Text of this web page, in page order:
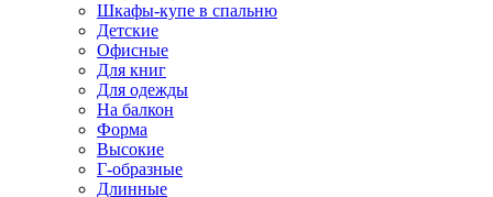
Шкафы-купе в спальню
Детские
Офисные
Для книг
Для одежды
На балкон
Форма
Высокие
Г-образные
Длинные